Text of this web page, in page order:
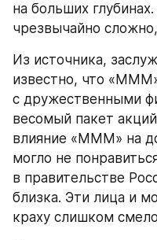
на больших
чрезвычайно
Из источника,
известно, что
с дружественными
весомый пакет
влияние «МММ» на
могло не
в правительстве
близка. Эти лица и
краху слишком